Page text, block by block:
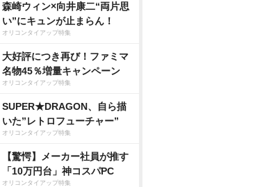
森崎ウィン×向井康二“両片思
い”にキュンが止まらん！
オリコンタイアップ特集
大好評につき再び！ファミマ
名物45％増量キャンペーン
オリコンタイアップ特集
SUPER★DRAGON、自ら描
いた”レトロフューチャー”
オリコンタイアップ特集
【驚愕】メーカー社員が推す
「10万円台」神コスパPC
オリコンタイアップ特集